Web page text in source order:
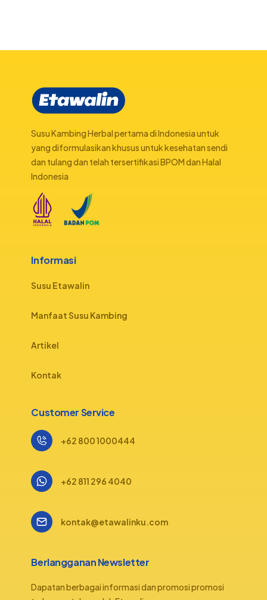
Susu Kambing Herbal pertama di Indonesia untuk
yang diformulasikan khusus untuk kesehatan sendi
dan tulang dan telah tersertifikasi BPOM dan Halal
Indonesia
Informasi
Susu Etawalin
Manfaat Susu Kambing
Artikel
Kontak
Customer Service
+62 800 1000444
+62 811 296 4040
kontak@etawalinku.com
Berlangganan Newsletter
Dapatan berbagai informasi dan promosi promosi